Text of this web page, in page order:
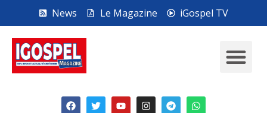
News Le Magazine iGospel TV